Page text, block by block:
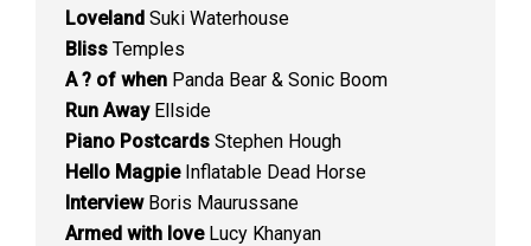
Loveland Suki Waterhouse
Bliss Temples
A ? of when Panda Bear & Sonic Boom
Run AwayEllside
Piano Postcards Stephen Hough
Hello MagpieInflatable Dead Horse
InterviewBoris Maurussane
Armed with loveLucy Khanyan